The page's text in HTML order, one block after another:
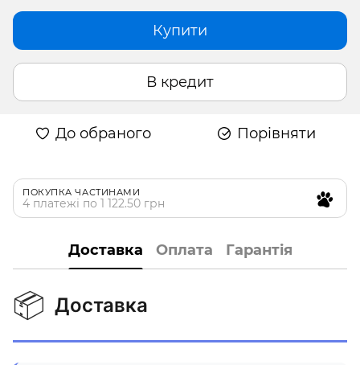
Купити
В кредит
До обраного Порівняти
ПОКУПКА ЧАСТИНАМИ
4 платежі по 1 122.50 грн
Доставка Оплата Гарантія
📦 Доставка